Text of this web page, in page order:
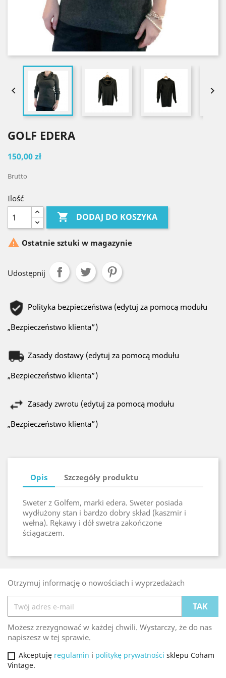
 
GOLF EDERA
150,00 zł
Brutto
Ilość
 DODAJ DO KOSZYKA
 Ostatnie sztuki w magazynie
Udostępnij
Polityka bezpieczeństwa (edytuj za pomocą modułu
„Bezpieczeństwo klienta”)
Zasady dostawy (edytuj za pomocą modułu
„Bezpieczeństwo klienta”)
Zasady zwrotu (edytuj za pomocą modułu
„Bezpieczeństwo klienta”)
Opis Szczegóły produktu
Sweter z Golfem, marki edera. Sweter posiada
wydłużony stan i bardzo dobry skład (kaszmir i
wełna). Rękawy i dół swetra zakończone
ściągaczem.
Otrzymuj informację o nowościach i wyprzedażach
Możesz zrezygnować w każdej chwili. Wystarczy, że do nas
napiszesz w tej sprawie.
Akceptuję regulamin i politykę prywatności sklepu Coham
Vintage.